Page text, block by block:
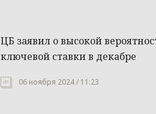
ЦБ заявил о высокой
ключевой ставки в декабре
06 ноября 2024 / 11:23